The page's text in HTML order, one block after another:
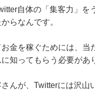
自体の「集客力」を
らなんです。
金を稼ぐためには、当
知ってもらう必要があ
んが、Twitterには沢山